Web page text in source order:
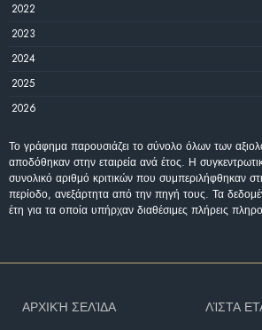
2022
2023
2024
2025
2026
Το γράφημα παρουσιάζει το σύνολο όλων των
αποδόθηκαν στην εταιρεία ανά έτος. Η
συνολικό αριθμό κριτικών που συμπεριλήφθηκαν
περίοδο, ανεξάρτητα από την πηγή τους. Τα
έτη για τα οποία υπήρχαν διαθέσιμες πλήρεις
ΑΡΧΙΚΉ ΣΕΛΊΔΑ
ΛΊΣΤΑ